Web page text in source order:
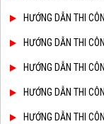
HƯỚNG DẪN THI
HƯỚNG DẪN THI
HƯỚNG DẪN THI
HƯỚNG DẪN THI
HƯỚNG DẪN THI